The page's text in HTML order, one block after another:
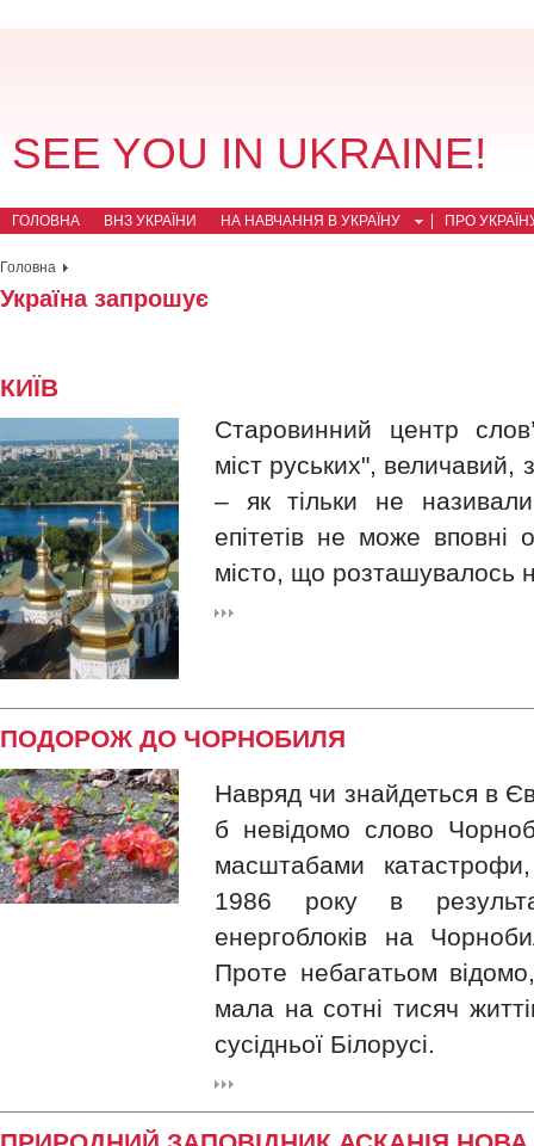
SEE YOU IN UKRAINE!
ГОЛОВНА ВНЗ УКРАЇНИ НА НАВЧАННЯ В УКРАЇНУ ПРО
Головна
Україна запрошує
КИЇВ
Старовинний центр
міст руських", величавий,
– як тільки не
епітетів не може вповні
місто, що розташувалось
ПОДОРОЖ ДО ЧОРНОБИЛЯ
Навряд чи знайдеться в
б невідомо слово
масштабами
1986 року в
енергоблоків на
Проте небагатьом
мала на сотні тисяч
сусідньої Білорусі.